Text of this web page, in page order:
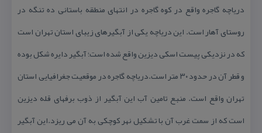
دریاچه گاجره واقع در كوه گاجره در انتهای منطقه باستانی ده تنگه در
روستای آهار است. این دریاچه یكی از آبگیرهای زیبای استان تهران است
كه در نزدیكی پیست اسكی دیزین واقع شده است؛ آبگیر دایره شكل بوده
و قطر آن در حدود ۳۰ متر است.دریاچه گاجره در موقعیت جغرافیایی استان
تهران واقع است. منبع تامین آب این آبگیر از ذوب برفهای قله دیزین
است كه از سمت غرب آن با تشكیل نهر كوچكی به آن می ریزد.این آبگیر